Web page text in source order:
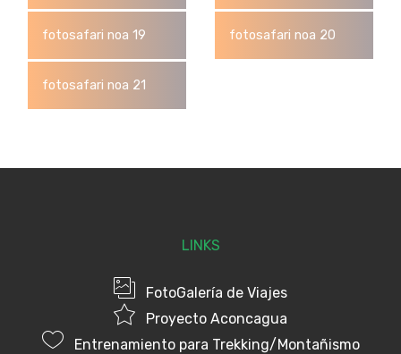
fotosafari noa 19 fotosafari noa 20
fotosafari noa 21
LINKS
FotoGalería de Viajes
Proyecto Aconcagua
Entrenamiento para Trekking/Montañismo